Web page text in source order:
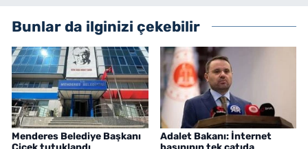
Bunlar da ilginizi çekebilir
Menderes Belediye Başkanı
Adalet Bakanı: İnternet